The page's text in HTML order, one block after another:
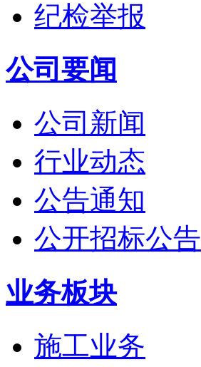
纪检举报
公司要闻
公司新闻
行业动态
公告通知
公开招标公告
业务板块
施工业务